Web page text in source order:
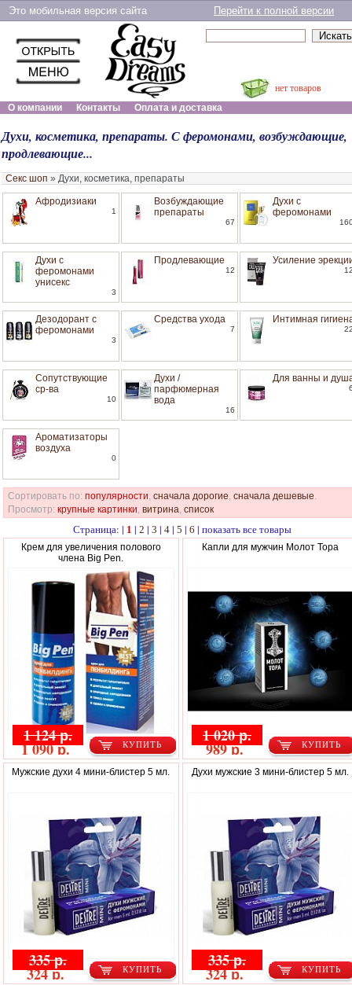
Это мобильная версия сайта Перейти к полной версии
нет товаров
О компании
Контакты Оплата и доставка
Духи, косметика, препараты. С феромонами, возбуждающие,
продлевающие...
Секс шоп » Духи, косметика, препараты
Афродизиаки
1
Возбуждающие
препараты
67
Духи с
феромонами
Духи с
феромонами
унисекс
3
Продлевающие
12
Усиление
Дезодорант с
феромонами
3
Средства ухода
7
Интимная
Сопутствующие
ср-ва
10
Духи /
парфюмерная
вода
16
Для ванны и
Ароматизаторы
воздуха
0
Сортировать по: популярности, сначала дорогие, сначала дешевые.
Просмотр: крупные картинки, витрина, список
Страница: | 1 |2 |3 |4 |5 |6 |показать все товары
Крем для увеличения полового
члена Big Pen.
КУПИТЬ
1 124 р.
1 090 р.
Капли для мужчин Молот Тора
КУПИТЬ
1 020 р.
989 р.
Мужские духи 4 мини-блистер 5 мл.
КУПИТЬ
335 р.
324 р.
Духи мужские 3 мини-блистер 5 мл.
КУПИТЬ
335 р.
324 р.